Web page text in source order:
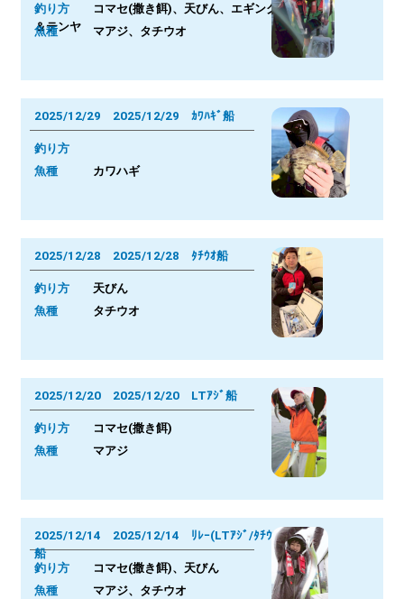
釣り方
コマセ(撒き餌)、天びん、エギング
＆テンヤ
魚種 マアジ、タチウオ
2025/12/29 2025/12/29 ｶﾜﾊｷﾞ船
釣り方
魚種 カワハギ
2025/12/28 2025/12/28 ﾀﾁｳｵ船
釣り方 天びん
魚種 タチウオ
2025/12/20 2025/12/20 LTｱｼﾞ船
釣り方
コマセ(撒き餌)
魚種 マアジ
2025/12/14 2025/12/14 ﾘﾚｰ(LTｱｼﾞ/ﾀﾁｳｵ)
船
釣り方
コマセ(撒き餌)、天びん
魚種 マアジ、タチウオ